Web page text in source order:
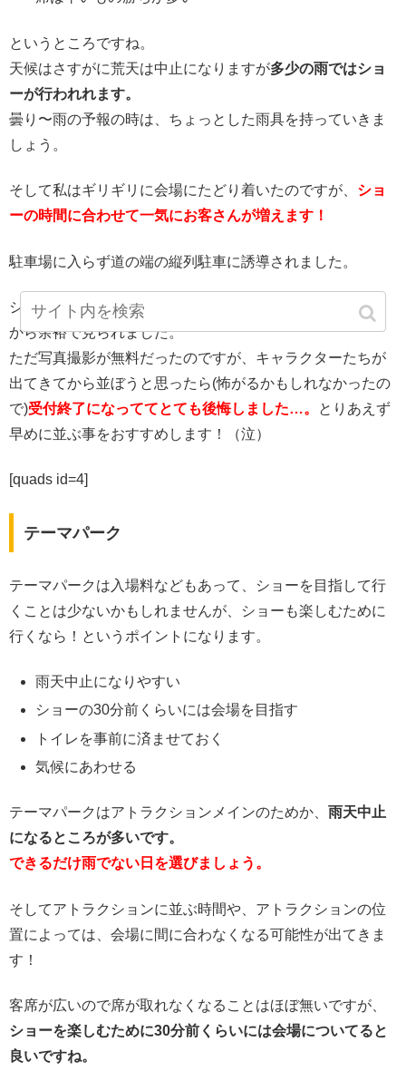
というところですね。
天候はさすがに荒天は中止になりますが多少の雨ではショ
ーが行われれます。
曇り〜雨の予報の時は、ちょっとした雨具を持っていきま
しょう。
そして私はギリギリに会場にたどり着いたのですが、 ショ
ーの時間に合わせて一気にお客さんが増えます！
駐車場に入らず道の端の縦列駐車に誘導されました。
ショー自体は、設置された観客席シートに入れなくても外
から余裕で見られました。
ただ写真撮影が無料だったのですが、キャラクターたちが
出てきてから並ぼうと思ったら(怖がるかもしれなかったの
で)受付終了になっててとても後悔しました…。
とりあえず
早めに並ぶ事をおすすめします！（泣）
[quads id=4]
テーマパーク
テーマパークは入場料などもあって、ショーを目指して行
くことは少ないかもしれませんが、ショーも楽しむために
行くなら！というポイントになります。
雨天中止になりやすい
ショーの30分前くらいには会場を目指す
トイレを事前に済ませておく
気候にあわせる
テーマパークはアトラクションメインのためか、 雨天中止
になるところが多いです。
できるだけ雨でない日を選びましょう。
そしてアトラクションに並ぶ時間や、アトラクションの位
置によっては、会場に間に合わなくなる可能性が出てきま
す！
客席が広いので席が取れなくなることはほぼ無いですが、
ショーを楽しむために30分前くらいには会場についてると
良いですね。